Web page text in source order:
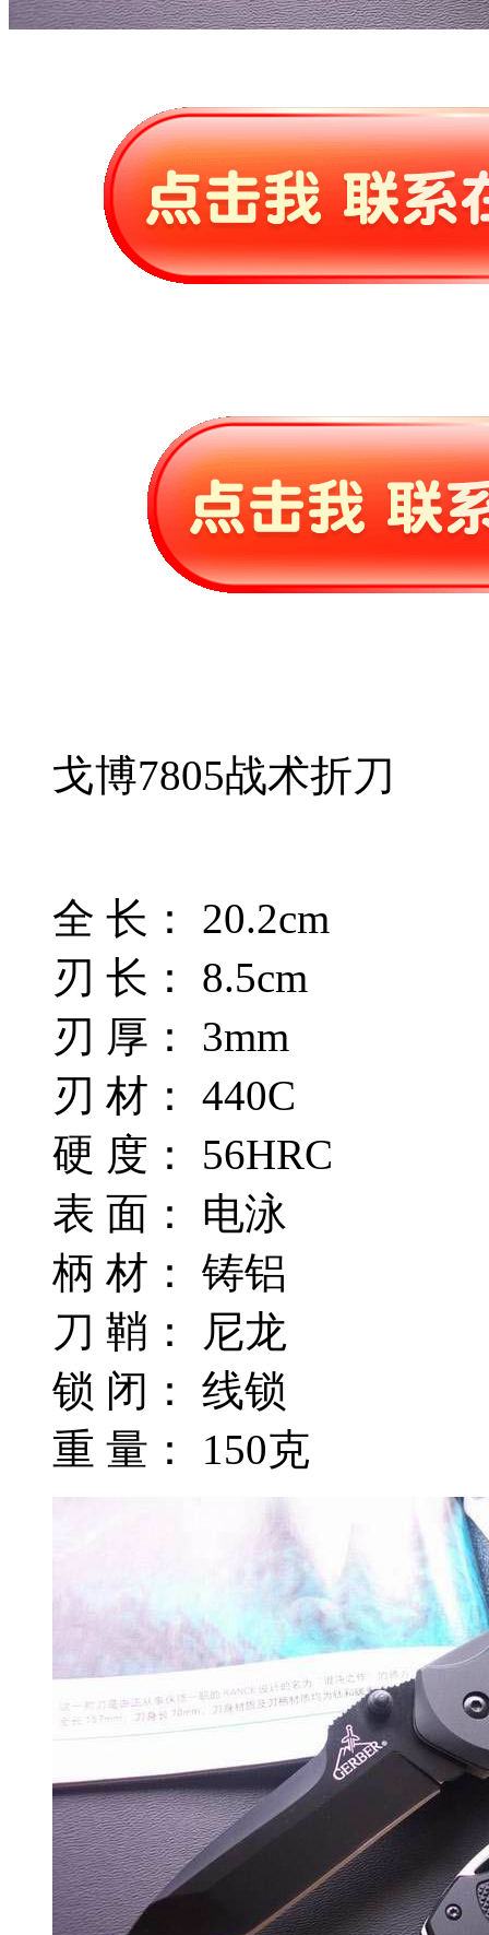
戈博7805战术折刀
全 长： 20.2cm
刃 长： 8.5cm
刃 厚： 3mm
刃 材： 440C
硬 度： 56HRC
表 面： 电泳
柄 材： 铸铝
刀 鞘： 尼龙
锁 闭： 线锁
重 量： 150克